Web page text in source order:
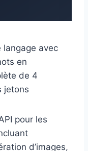
langage avec
en
de 4
jetons
pour les
d’images,